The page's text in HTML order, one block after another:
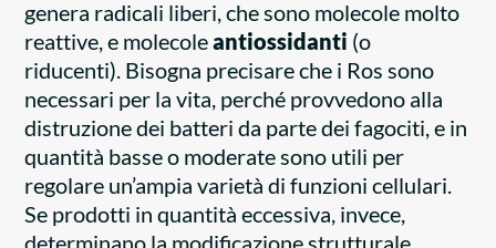
genera radicali liberi, che sono molecole molto
reattive, e molecoleantiossidanti (o
riducenti). Bisogna precisare che i Ros sono
necessari per la vita, perché provvedono alla
distruzione dei batteri da parte dei fagociti, e in
quantità basse o moderate sono utili per
regolare un’ampia varietà di funzioni cellulari.
Se prodotti in quantità eccessiva, invece,